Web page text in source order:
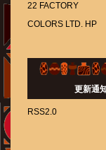
22 FACTORY
COLORS LTD. HP
更新通
RSS2.0